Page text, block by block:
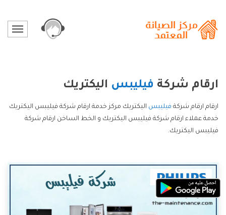
ارقام شركة فيليبس اليكتريك
ارقام ارقام شركة فيليبس اليكتريك مركز خدمة ارقام شركة فيليبس اليكتريك
خدمة عملاء ارقام شركة فيليبس اليكتريك و الخط الساخن ارقام شركة
فيليبس اليكتريك.